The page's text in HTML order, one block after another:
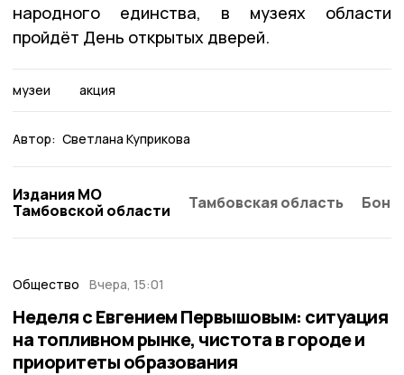
народного единства, в музеях области
пройдёт День открытых дверей.
музеи акция
Автор: Светлана Куприкова
Издания МО
Тамбовской области
Тамбовская область
Общество Вчера, 15:01
Неделя с Евгением Первышовым: ситуация
на топливном рынке, чистота в городе и
приоритеты образования